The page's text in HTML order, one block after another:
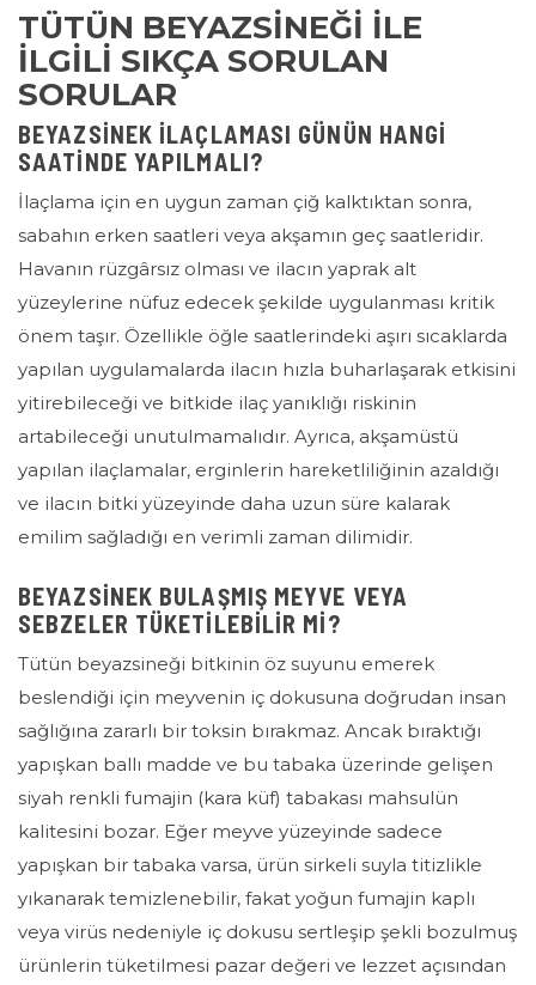
TÜTÜN BEYAZSİNEĞİ İLE
İLGİLİ SIKÇA SORULAN
SORULAR
BEYAZSINEK ILAÇLAMASI GÜNÜN HANGI
SAATINDE YAPILMALI?
İlaçlama için en uygun zaman çiğ kalktıktan sonra,
sabahın erken saatleri veya akşamın geç saatleridir.
Havanın rüzgârsız olması ve ilacın yaprak alt
yüzeylerine nüfuz edecek şekilde uygulanması kritik
önem taşır. Özellikle öğle saatlerindeki aşırı sıcaklarda
yapılan uygulamalarda ilacın hızla buharlaşarak etkisini
yitirebileceği ve bitkide ilaç yanıklığı riskinin
artabileceği unutulmamalıdır. Ayrıca, akşamüstü
yapılan ilaçlamalar, erginlerin hareketliliğinin azaldığı
ve ilacın bitki yüzeyinde daha uzun süre kalarak
emilim sağladığı en verimli zaman dilimidir.
BEYAZSINEK BULAŞMIŞ MEYVE VEYA
SEBZELER TÜKETILEBILIR MI?
Tütün beyazsineği bitkinin öz suyunu emerek
beslendiği için meyvenin iç dokusuna doğrudan insan
sağlığına zararlı bir toksin bırakmaz. Ancak bıraktığı
yapışkan ballı madde ve bu tabaka üzerinde gelişen
siyah renkli fumajin (kara küf) tabakası mahsulün
kalitesini bozar. Eğer meyve yüzeyinde sadece
yapışkan bir tabaka varsa, ürün sirkeli suyla titizlikle
yıkanarak temizlenebilir, fakat yoğun fumajin kaplı
veya virüs nedeniyle iç dokusu sertleşip şekli bozulmuş
ürünlerin tüketilmesi pazar değeri ve lezzet açısından